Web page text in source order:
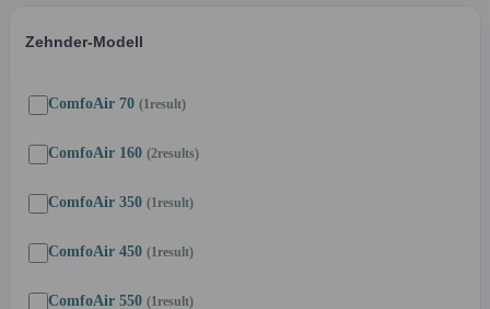
Zehnder-Modell
ComfoAir 70 (1result)
ComfoAir 160 (2results)
ComfoAir 350 (1result)
ComfoAir 450 (1result)
ComfoAir 550 (1result)